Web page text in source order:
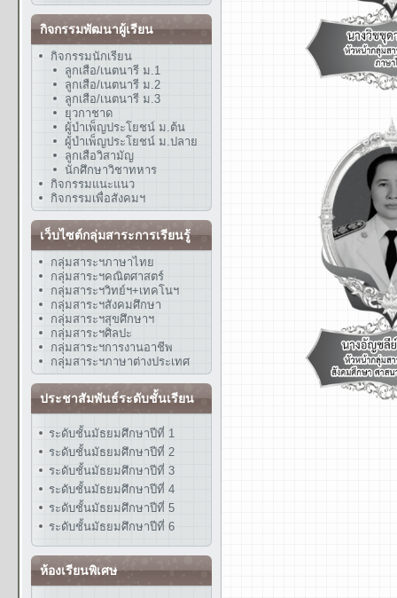
กิจกรรมพัฒนาผู้เรียน
กิจกรรมนักเรียน
ลูกเสือ/เนตนารี ม.1
ลูกเสือ/เนตนารี ม.2
ลูกเสือ/เนตนารี ม.3
ยุวกาชาด
ผู้บำเพ็ญประโยชน์ ม.ต้น
ผู้บำเพ็ญประโยชน์ ม.ปลาย
ลูกเสือวิสามัญ
นักศึกษาวิชาทหาร
กิจกรรมแนะแนว
กิจกรรมเพื่อสังคมฯ
เว็บไซต์กลุ่มสาระการเรียนรู้
กลุ่มสาระฯภาษาไทย
กลุ่มสาระฯคณิตศาสตร์
กลุ่มสาระฯวิทย์ฯ+เทคโนฯ
กลุ่มสาระฯสังคมศึกษา
กลุ่มสาระฯสุขศึกษาฯ
กลุ่มสาระฯศิลปะ
กลุ่มสาระฯการงานอาชีพ
กลุ่มสาระฯภาษาต่างประเทศ
ประชาสัมพันธ์ระดับชั้นเรียน
ระดับชั้นมัธยมศึกษาปีที่ 1
ระดับชั้นมัธยมศึกษาปีที่ 2
ระดับชั้นมัธยมศึกษาปีที่ 3
ระดับชั้นมัธยมศึกษาปีที่ 4
ระดับชั้นมัธยมศึกษาปีที่ 5
ระดับชั้นมัธยมศึกษาปีที่ 6
ห้องเรียนพิเศษ